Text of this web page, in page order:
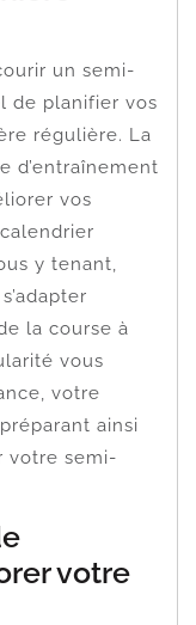
un semi-
de planifier vos
régulière. La
d’entraînement
vos
y tenant,
la course à
vous
votre
ainsi
votre semi-
votre